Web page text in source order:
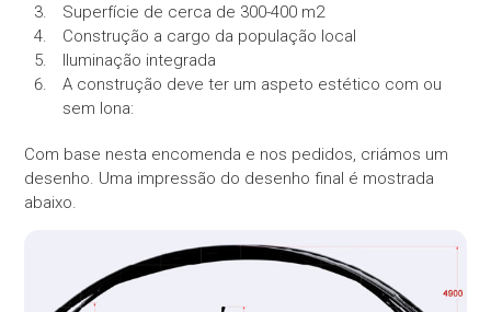
Superfície de cerca de 300-400 m2
Construção a cargo da população local
Iluminação integrada
A construção deve ter um aspeto estético com ou
sem lona:
Com base nesta encomenda e nos pedidos, criámos um
desenho. Uma impressão do desenho final é mostrada
abaixo.